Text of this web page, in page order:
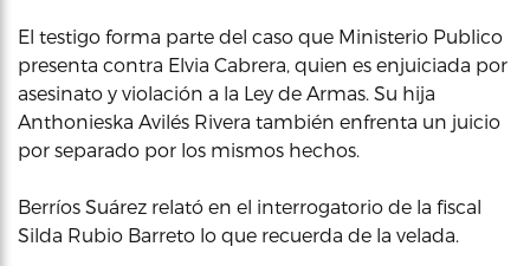
El testigo forma parte del caso que Ministerio Publico
presenta contra Elvia Cabrera, quien es enjuiciada por
asesinato y violación a la Ley de Armas. Su hija
Anthonieska Avilés Rivera también enfrenta un juicio
por separado por los mismos hechos.
Berríos Suárez relató en el interrogatorio de la fiscal
Silda Rubio Barreto lo que recuerda de la velada.